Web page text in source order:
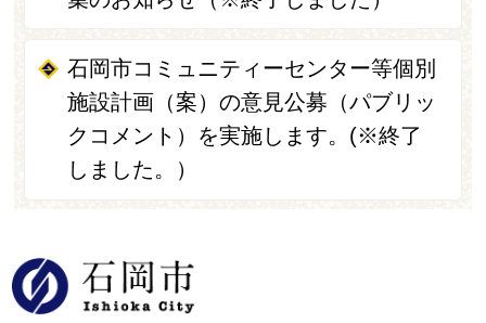
石岡市コミュニティーセンター等個別
施設計画（案）の意見公募（パブリッ
クコメント）を実施します。(※終了
しました。）